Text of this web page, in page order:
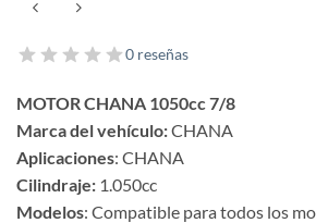
0 reseñas
MOTOR CHANA 1050cc 7/8
Marca del vehículo:CHANA
Aplicaciones: CHANA
Cilindraje: 1.050cc
Modelos: Compatible para todos los